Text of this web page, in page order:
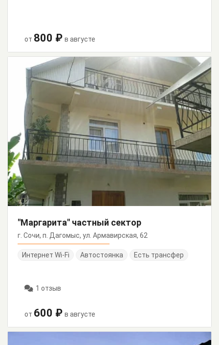
от 800 ₽ в августе
"Маргарита" частный сектор
г. Сочи, п. Дагомыс, ул. Армавирская, 62
Интернет Wi-Fi Автостоянка Есть трансфер
1 отзыв
от 600 ₽ в августе